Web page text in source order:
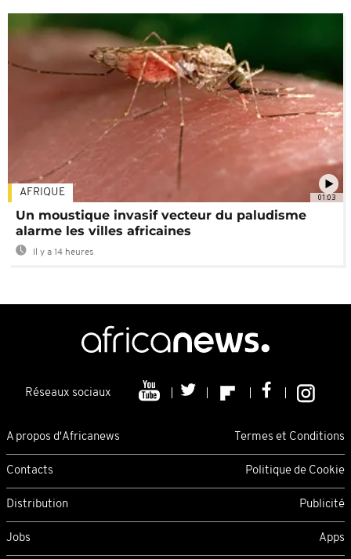
01:03
AFRIQUE
Un moustique invasif vecteur du paludisme
alarme les villes africaines
Il y a 14 heures
Réseaux sociaux
A propos d'Africanews Termes et Conditions
Contacts Politique de Cookie
Distribution Publicité
Jobs Apps